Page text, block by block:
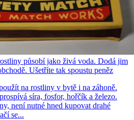
působí jako živá voda. Dodá jim
Ušetříte tak spoustu peněz
na rostliny v bytě i na záhoně.
síra, fosfor, hořčík a železo.
není nutné hned kupovat drahé
se...